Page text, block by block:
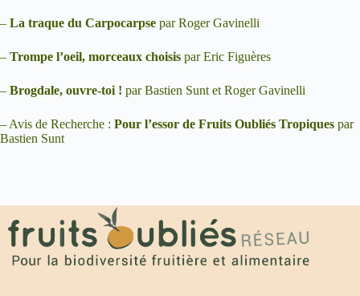
– La traque du Carpocarpse par Roger Gavinelli
– Trompe l’oeil, morceaux choisis par Eric Figuères
– Brogdale, ouvre-toi ! par Bastien Sunt et Roger Gavinelli
– Avis de Recherche : Pour l’essor de Fruits Oubliés Tropiques par
Bastien Sunt